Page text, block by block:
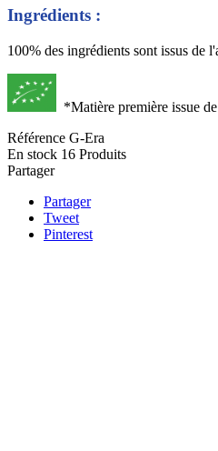
Ingrédients :
100% des ingrédients sont issus
*Matière première issue
Référence G-Era
En stock 16 Produits
Partager
Partager
Tweet
Pinterest